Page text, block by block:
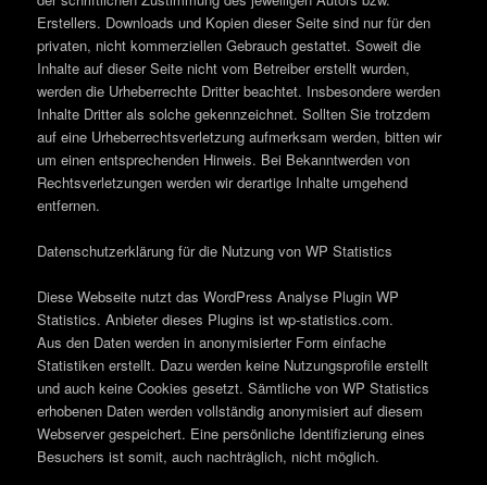
Erstellers. Downloads und Kopien dieser Seite sind nur für den
privaten, nicht kommerziellen Gebrauch gestattet. Soweit die
Inhalte auf dieser Seite nicht vom Betreiber erstellt wurden,
werden die Urheberrechte Dritter beachtet. Insbesondere werden
Inhalte Dritter als solche gekennzeichnet. Sollten Sie trotzdem
auf eine Urheberrechtsverletzung aufmerksam werden, bitten wir
um einen entsprechenden Hinweis. Bei Bekanntwerden von
Rechtsverletzungen werden wir derartige Inhalte umgehend
entfernen.
Datenschutzerklärung für die Nutzung von WP Statistics
Diese Webseite nutzt das WordPress Analyse Plugin WP
Statistics. Anbieter dieses Plugins ist wp-statistics.com.
Aus den Daten werden in anonymisierter Form einfache
Statistiken erstellt. Dazu werden keine Nutzungsprofile erstellt
und auch keine Cookies gesetzt. Sämtliche von WP Statistics
erhobenen Daten werden vollständig anonymisiert auf diesem
Webserver gespeichert. Eine persönliche Identifizierung eines
Besuchers ist somit, auch nachträglich, nicht möglich.